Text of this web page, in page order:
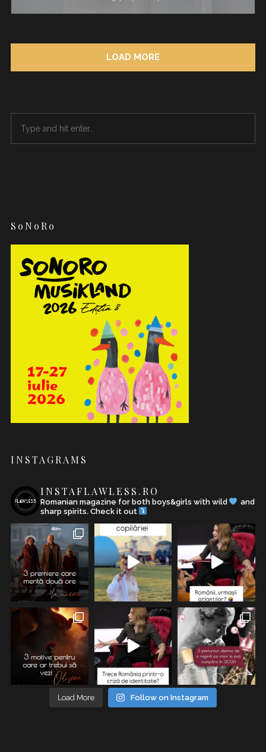
LOAD MORE
SoNoRo
INSTAGRAMS
INSTAFLAWLESS.RO
Romanian magazine for both boys&girls with wild
and
sharp spirits. Check it out
Load More Follow on Instagram